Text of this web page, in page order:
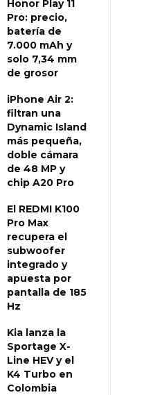
Honor Play 11
Pro: precio,
batería de
7.000 mAh y
solo 7,34 mm
de grosor
iPhone Air 2:
filtran una
Dynamic Island
más pequeña,
doble cámara
de 48 MP y
chip A20 Pro
El REDMI K100
Pro Max
recupera el
subwoofer
integrado y
apuesta por
pantalla de 185
Hz
Kia lanza la
Sportage X-
Line HEV y el
K4 Turbo en
Colombia